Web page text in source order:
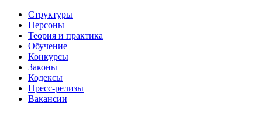
Структуры
Персоны
Теория и практика
Обучение
Конкурсы
Законы
Кодексы
Пресс-релизы
Вакансии